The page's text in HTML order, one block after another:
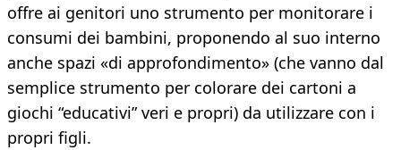
offre ai genitori uno strumento per monitorare i
consumi dei bambini, proponendo al suo interno
anche spazi «di approfondimento» (che vanno dal
semplice strumento per colorare dei cartoni a
giochi “educativi” veri e propri) da utilizzare con i
propri figli.